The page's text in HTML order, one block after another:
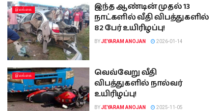
இலங்கை
இந்த ஆண்டின் முதல் 13
நாட்களில் வீதி விபத்துகளில்
82 பேர் உயிரிழப்பு!
BYJEYARAM ANOJAN 2026-01-14
இலங்கை
வெவ்வேறு வீதி
விபத்துகளில் நால்வர்
உயிரிழப்பு!
BYJEYARAM ANOJAN 2025-11-05